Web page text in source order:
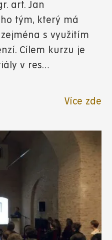
art. Jan
tým, který má
s využitím
Cílem kurzu je
v res…
Více zde